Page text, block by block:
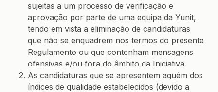
sujeitas a um processo de verificação e
aprovação por parte de uma equipa da Yunit,
tendo em vista a eliminação de candidaturas
que não se enquadrem nos termos do presente
Regulamento ou que contenham mensagens
ofensivas e/ou fora do âmbito da Iniciativa.
As candidaturas que se apresentem aquém dos
índices de qualidade estabelecidos (devido a